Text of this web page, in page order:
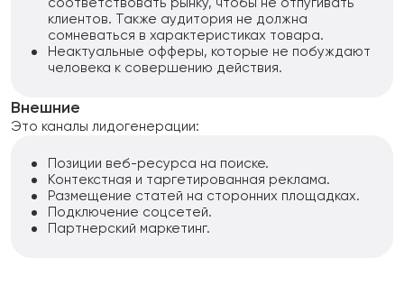
соответствовать рынку, чтобы не отпугивать
клиентов. Также аудитория не должна
сомневаться в характеристиках товара.
Неактуальные офферы, которые не побуждают
человека к совершению действия.
Внешние
Это каналы лидогенерации:
Позиции веб-ресурса на поиске.
Контекстная и таргетированная реклама.
Размещение статей на сторонних площадках.
Подключение соцсетей.
Партнерский маркетинг.